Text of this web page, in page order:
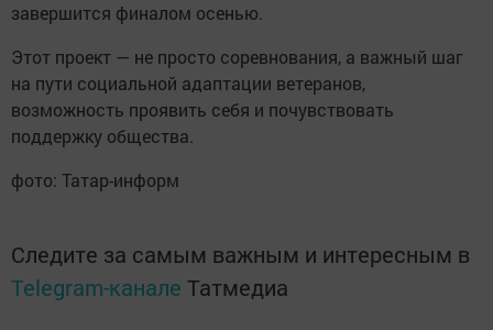
завершится финалом осенью.
Этот проект — не просто соревнования, а важный шаг
на пути социальной адаптации ветеранов,
возможность проявить себя и почувствовать
поддержку общества.
фото: Татар-информ
Следите за самым важным и интересным в
Telegram-канале Татмедиа